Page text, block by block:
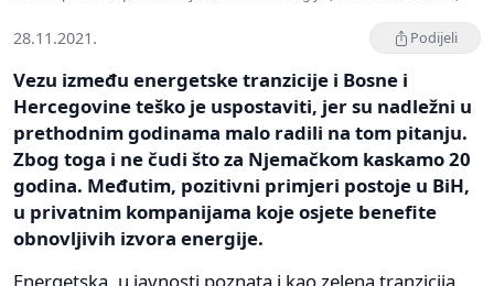
28.11.2021. Podijeli
Vezu između energetske tranzicije i Bosne i
Hercegovine teško je uspostaviti, jer su nadležni u
prethodnim godinama malo radili na tom pitanju.
Zbog toga i ne čudi što za Njemačkom kaskamo 20
godina. Međutim, pozitivni primjeri postoje u BiH,
u privatnim kompanijama koje osjete benefite
obnovljivih izvora energije.